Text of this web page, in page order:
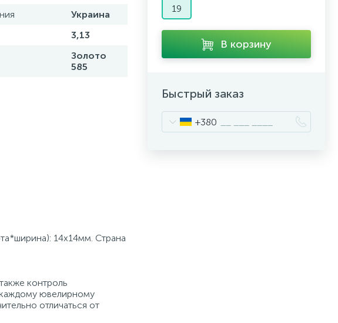
Украина
3,13
Золото
585
14x14мм. Страна
контроль
каждому ювелирному
отличаться от
19
В корзину
Быстрый заказ
+380